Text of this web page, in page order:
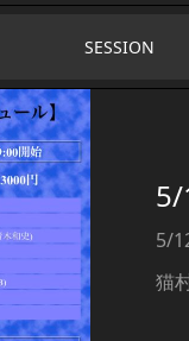
SESSION
5/
5/
猫